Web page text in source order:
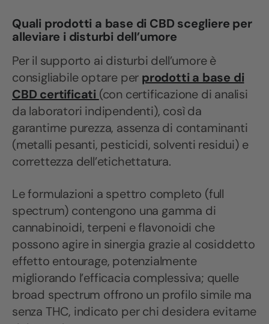
Quali prodotti a base di CBD scegliere per
alleviare i disturbi dell’umore
Per il supporto ai disturbi dell’umore è
consigliabile optare per prodotti a base di
CBD certificati (con certificazione di analisi
da laboratori indipendenti), così da
garantirne purezza, assenza di contaminanti
(metalli pesanti, pesticidi, solventi residui) e
correttezza dell’etichettatura.
Le formulazioni a spettro completo (full
spectrum) contengono una gamma di
cannabinoidi, terpeni e flavonoidi che
possono agire in sinergia grazie al cosiddetto
effetto entourage, potenzialmente
migliorando l’efficacia complessiva; quelle
broad spectrum offrono un profilo simile ma
senza THC, indicato per chi desidera evitarne